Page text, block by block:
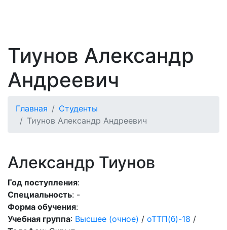
Тиунов Александр
Андреевич
Главная
Студенты
Тиунов Александр Андреевич
Александр Тиунов
Год поступления:
Специальность: -
Форма обучения:
Учебная группа: Высшее (очное) / оТТП(б)-18 /